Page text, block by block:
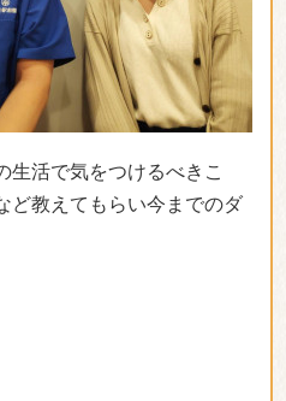
生活で気をつけるべきこ
教えてもらい今までのダ
」